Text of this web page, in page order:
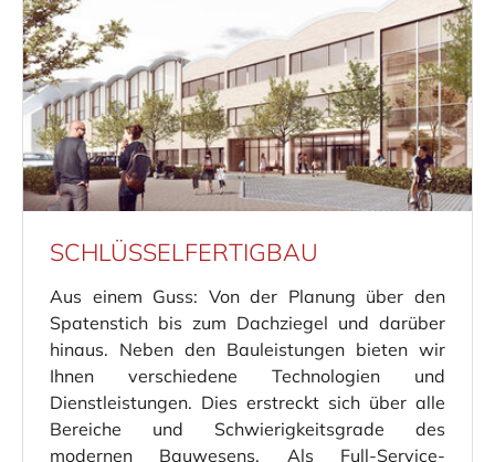
SCHLÜSSELFERTIGBAU
Aus einem Guss: Von der Planung über den
Spatenstich bis zum Dachziegel und darüber
hinaus. Neben den Bauleistungen bieten wir
Ihnen verschiedene Technologien und
Dienstleistungen. Dies erstreckt sich über alle
Bereiche und Schwierigkeitsgrade des
modernen Bauwesens. Als Full-Service-